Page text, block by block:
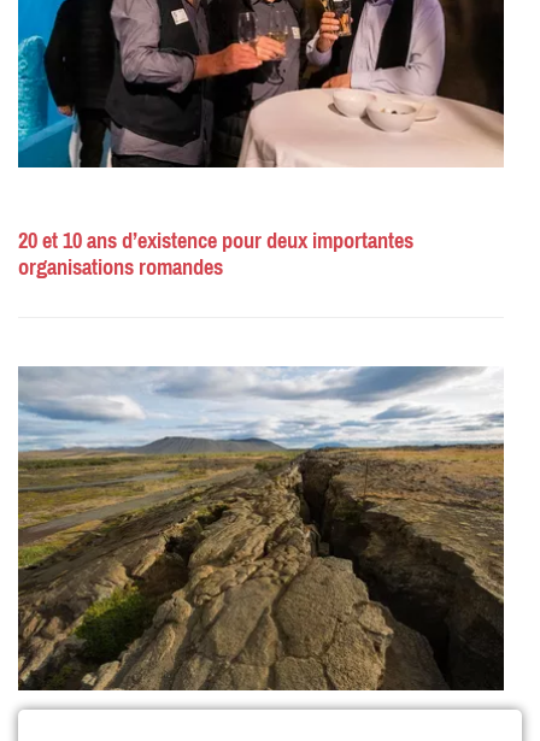
20 et 10 ans d’existence pour deux importantes
organisations romandes